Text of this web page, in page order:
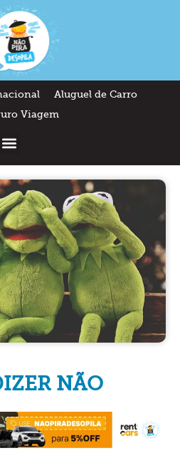
Aluguel de Carro
Viagem
NÃO